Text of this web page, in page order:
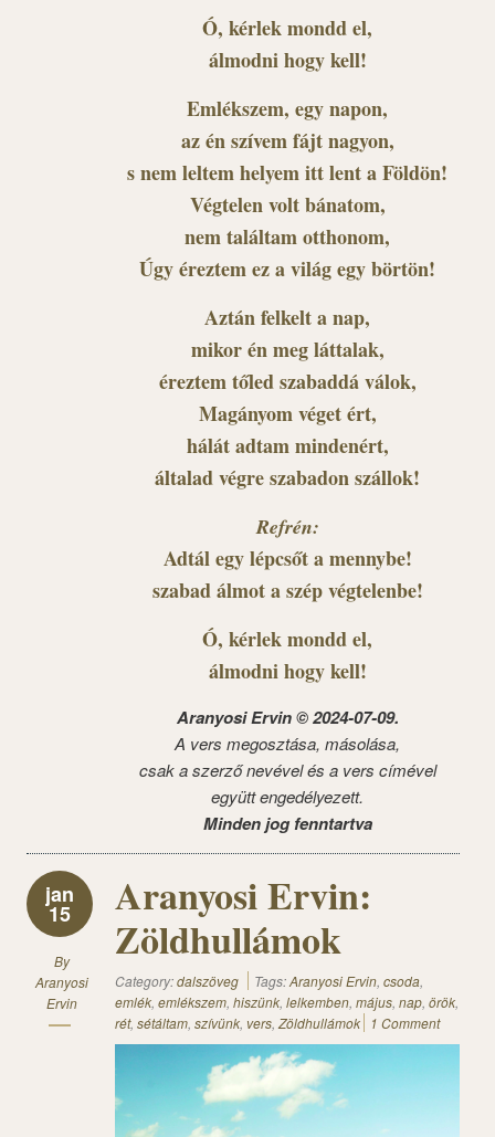
Ó, kérlek mondd el,
álmodni hogy kell!
Emlékszem, egy napon,
az én szívem fájt nagyon,
s nem leltem helyem itt lent a Földön!
Végtelen volt bánatom,
nem találtam otthonom,
Úgy éreztem ez a világ egy börtön!
Aztán felkelt a nap,
mikor én meg láttalak,
éreztem tőled szabaddá válok,
Magányom véget ért,
hálát adtam mindenért,
általad végre szabadon szállok!
Refrén:
Adtál egy lépcsőt a mennybe!
szabad álmot a szép végtelenbe!
Ó, kérlek mondd el,
álmodni hogy kell!
Aranyosi Ervin © 2024-07-09.
A vers megosztása, másolása,
csak a szerző nevével és a vers címével
együtt engedélyezett.
Minden jog fenntartva
jan
15
By
Aranyosi
Ervin
Aranyosi Ervin:
Zöldhullámok
Category:dalszöveg Tags:Aranyosi Ervin, csoda,
emlék, emlékszem, hiszünk, lelkemben, május, nap, örök,
rét, sétáltam, szívünk, vers, Zöldhullámok 1 Comment